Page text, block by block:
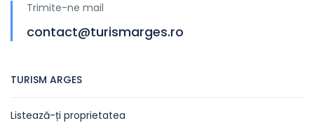
Trimite-ne mail
contact@turismarges.ro
TURISM ARGES
Listează-ți proprietatea